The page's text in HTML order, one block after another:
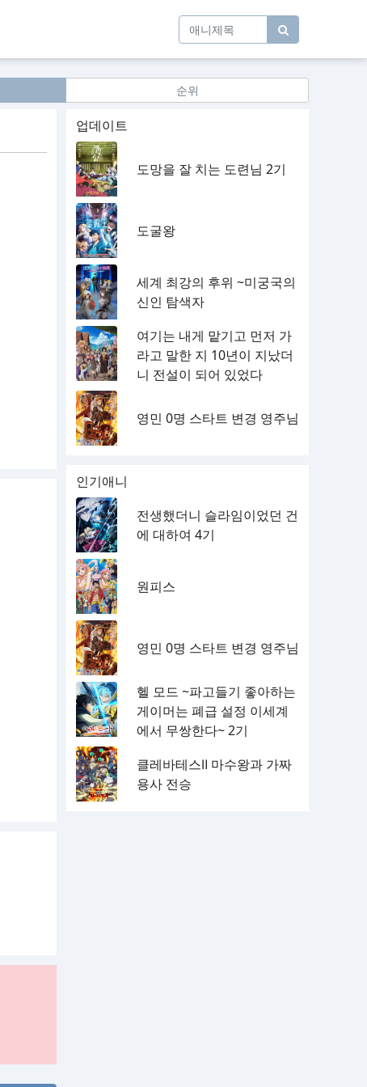
순위
업데이트
도망을 잘 치는 도련님 2기
도굴왕
세계 최강의 후위 ~미궁국의
신인 탐색자
여기는 내게 맡기고 먼저 가
라고 말한 지 10년이 지났더
니 전설이 되어 있었다
영민 0명 스타트 변경 영주님
인기애니
전생했더니 슬라임이었던 건
에 대하여 4기
원피스
영민 0명 스타트 변경 영주님
헬 모드 ~파고들기 좋아하는
게이머는 폐급 설정 이세계
에서 무쌍한다~ 2기
클레바테스Ⅱ 마수왕과 가짜
용사 전승